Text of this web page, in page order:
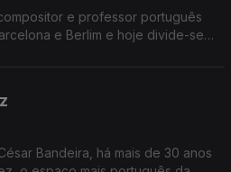
e professor português
e Berlim e hoje divide-se
Bandeira, há mais de 30 anos